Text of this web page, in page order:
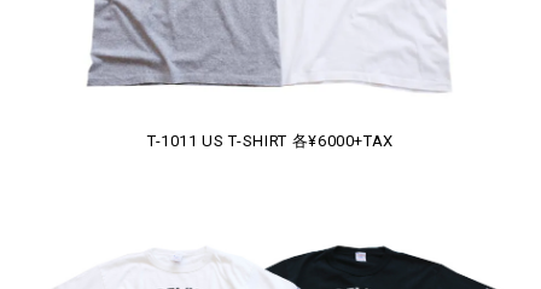
T-1011 US T-SHIRT 各¥6000+TAX